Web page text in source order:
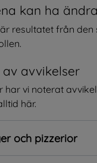
kan ha
resultatet från
avvikelser
har vi noterat
här.
och pizzerior